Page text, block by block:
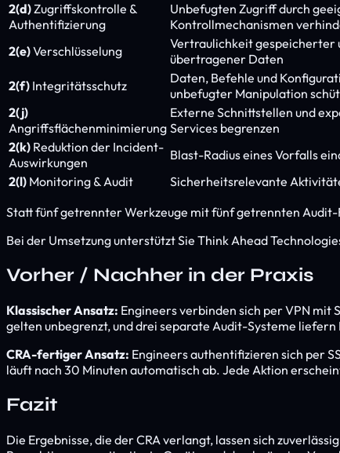
2(d)Zugriffskontrolle &
Authentifizierung
Unbefugten Zugriff durch
Kontrollmechanismen
2(e)Verschlüsselung
Vertraulichkeit gespeicherter
übertragener Daten
2(f) Integritätsschutz
Daten, Befehle und
unbefugter Manipulation
2(j)
Angriffsflächenminimierung
Externe Schnittstellen und
Services begrenzen
2(k) Reduktion der Incident-
Auswirkungen
Blast-Radius eines Vorfalls
2(l) Monitoring & Audit Sicherheitsrelevante
Statt fünf getrennter Werkzeuge mit fünf getrennten
Bei der Umsetzung unterstützt Sie Think Ahead
Vorher / Nachher in der Praxis
Klassischer Ansatz: Engineers verbinden sich per VPN mit
gelten unbegrenzt, und drei separate Audit-Systeme
CRA-fertiger Ansatz: Engineers authentifizieren sich per
läuft nach 30 Minuten automatisch ab. Jede Aktion
Fazit
Die Ergebnisse, die der CRA verlangt, lassen sich